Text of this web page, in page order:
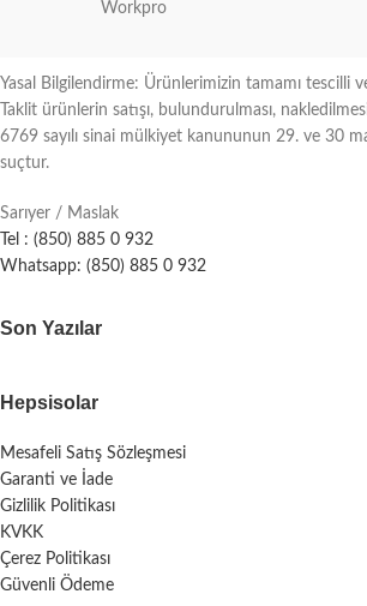
Workpro
Yasal Bilgilendirme: Ürünlerimizin tamamı tescilli
Taklit ürünlerin satışı, bulundurulması,
6769 sayılı sinai mülkiyet kanununun 29. ve 30
suçtur.
Sarıyer / Maslak
Tel : (850) 885 0 932
Whatsapp: (850) 885 0 932
Son Yazılar
Hepsisolar
Mesafeli Satış Sözleşmesi
Garanti ve İade
Gizlilik Politikası
KVKK
Çerez Politikası
Güvenli Ödeme